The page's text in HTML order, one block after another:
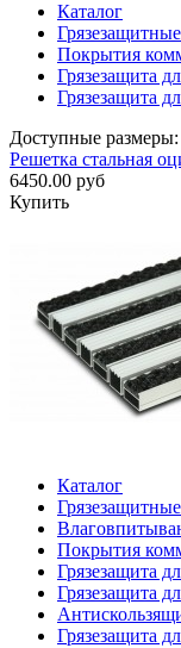
Каталог
Покрытия
Грязезащита
Грязезащита
Доступные
Решетка стальная
6450.00 руб
Купить
Каталог
Покрытия
Грязезащита
Грязезащита
Грязезащита